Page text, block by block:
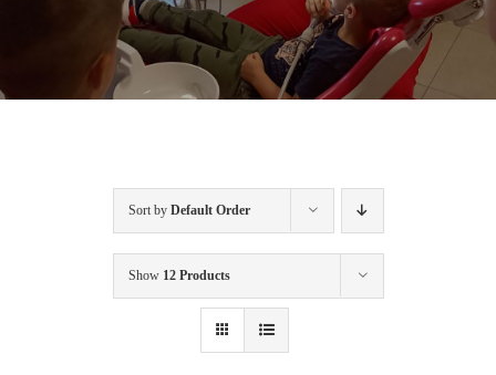
Sort by Default Order
Show 12 Products